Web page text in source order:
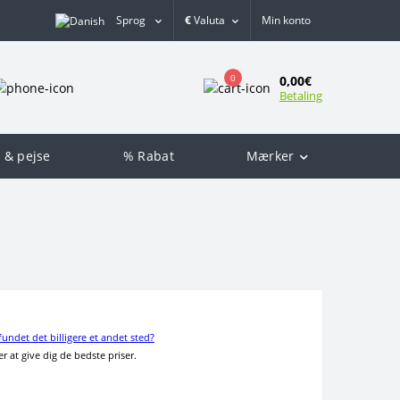
Sprog €Valuta Min konto
0 0,00€
Betaling
pejse % Rabat Mærker
det billigere et andet sted?
at give dig de bedste priser.